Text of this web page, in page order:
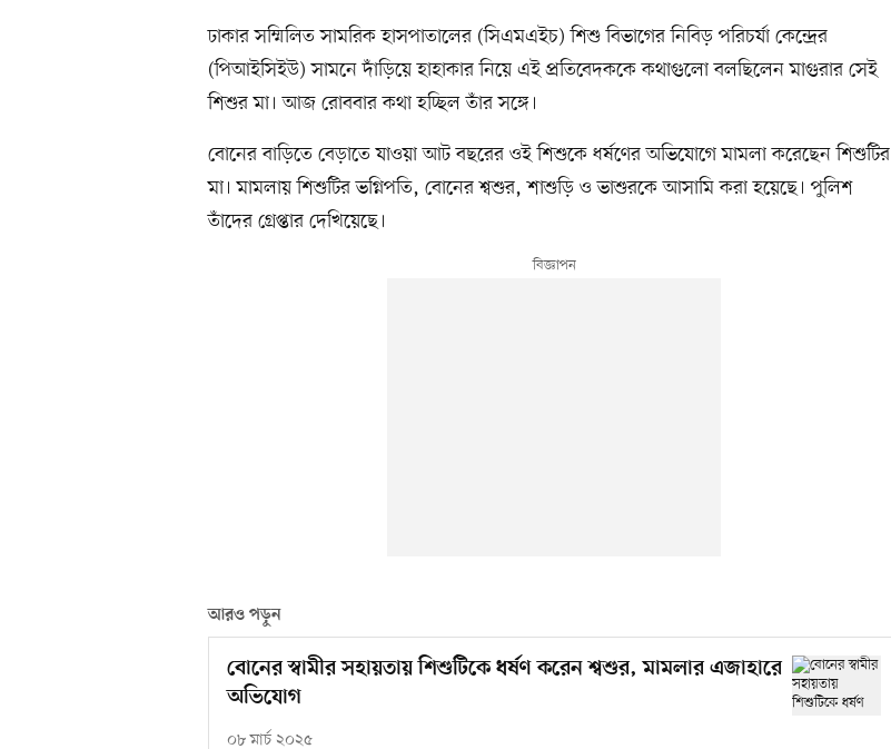
ঢাকার সম্মিলিত সামরিক হাসপাতালের (সিএমএইচ) শিশু বিভাগের নিবিড় পরিচর্যা কেন্দ্রের
(পিআইসিইউ) সামনে দাঁড়িয়ে হাহাকার নিয়ে এই প্রতিবেদককে কথাগুলো বলছিলেন মাগুরার সেই
শিশুর মা। আজ রোববার কথা হচ্ছিল তাঁর সঙ্গে।
বোনের বাড়িতে বেড়াতে যাওয়া আট বছরের ওই শিশুকে ধর্ষণের অভিযোগে মামলা করেছেন শিশুটির
মা। মামলায় শিশুটির ভগ্নিপতি, বোনের শ্বশুর, শাশুড়ি ও ভাশুরকে আসামি করা হয়েছে। পুলিশ
তাঁদের গ্রেপ্তার দেখিয়েছে।
আরও পড়ুন
বোনের স্বামীর সহায়তায় শিশুটিকে ধর্ষণ করেন শ্বশুর, মামলার এজাহারে
অভিযোগ
০৮ মার্চ ২০২৫